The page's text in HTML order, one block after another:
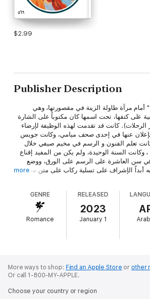
$2.99
Publisher Description
مرآة طاولة الزينة في مقصورتها، وهي
على كتفها، تحت اسمها كان مكتوباً على الشارة
كانت قد تقدمت لهذه الوظيفة لإرضاء
عنها في إحدى صحف ميامي، وكانت جويس
تعلم الفنون و الرسم في مخيم صيفي خلال
وكانت السنة الوحيدة، ولم يكن من المفيد إقناع
في سن العاشرة على الرسم على الورق، ووضع
أبداً الإشراف على تسلية ركاب على متن سفينة
الأحلام بصخرة الواقع: مايك كان وسيماً و
كان أيضاً مغروراً و متكبراً أكثر مما يجب،
أن تتحمله امرأة. جويس أقسمت أن تبتعد عن
وظيفتها ولكنها في أشد أحلامها جنوناً لم تكن
more
GENRE
Romance
RELEASED
2023
January 1
More ways to shop: Find an Apple Store or other
Or call 1-800-MY-APPLE.
Choose your country or region